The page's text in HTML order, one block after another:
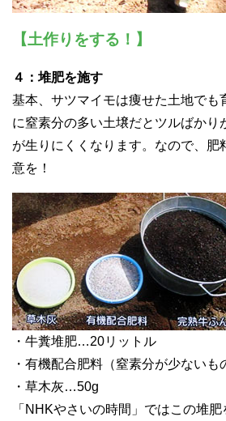
【土作りをする！】
４：堆肥を施す
基本、サツマイモは痩せた土地でも
に窒素分の多い土壌だとツルばかり
が生りにくくなります。なので、肥
意を！
・牛糞堆肥…20リットル
・有機配合肥料（窒素分が少ない
・草木灰…50g
「NHKやさいの時間」ではこの堆肥